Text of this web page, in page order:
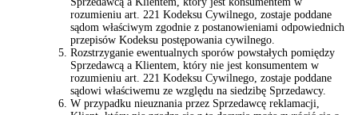
rozumieniu art. 221 Kodeksu Cywilnego, zostaje poddane
sądom właściwym zgodnie z postanowieniami odpowiednich
przepisów Kodeksu postępowania cywilnego.
Rozstrzyganie ewentualnych sporów powstałych pomiędzy
Sprzedawcą a Klientem, który nie jest konsumentem w
rozumieniu art. 221 Kodeksu Cywilnego, zostaje poddane
sądowi właściwemu ze względu na siedzibę Sprzedawcy.
W przypadku nieuznania przez Sprzedawcę reklamacji,